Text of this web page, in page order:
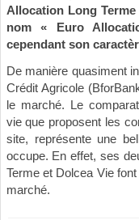
Allocation Long
nom « Euro
cependant son
De manière quasiment
Crédit Agricole
le marché. Le
vie que proposent les
site, représente une
occupe. En effet, ses
Terme et Dolcea Vie
marché.